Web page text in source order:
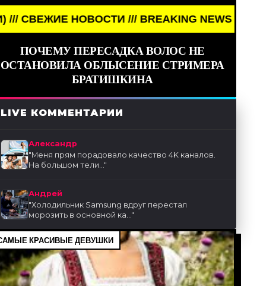
НОВОСТИ /// BREAKING NEWS /// НОВОСТИ
ПОЧЕМУ ПЕРЕСАДКА ВОЛОС НЕ
ОСТАНОВИЛА ОБЛЫСЕНИЕ СТРИМЕРА
БРАТИШКИНА
LIVE КОММЕНТАРИИ
Александр
"Меня прям порадовало качество 4K каналов.
На большом тели..."
Андрей
"Холодильник Samsung вдруг перестал
морозить в основной ка..."
КРАСИВЫЕ ДЕВУШКИ